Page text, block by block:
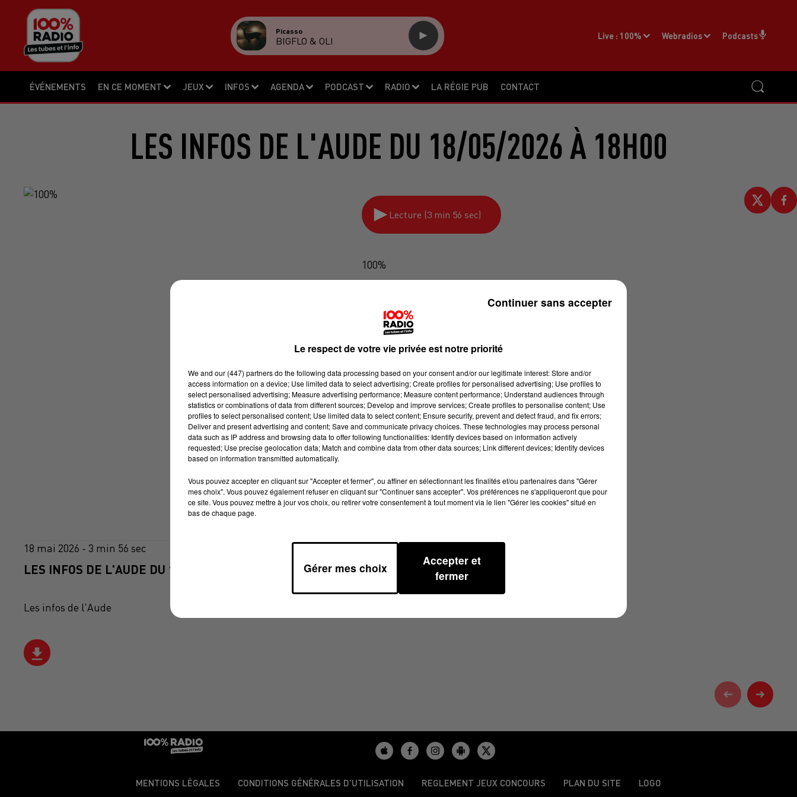
ÉVÉNEMENTS EN CE MOMENT JEUX INFOS AGENDA PODCAST RADIO LA RÉGIE PUB CONTACT
Live : 100% Webradios Podcasts
Picasso
BIGFLO & OLI
LES INFOS DE L'AUDE DU 18/05/2026 À 18H00
Lecture (3 min 56 sec)
100%
18 mai 2026 - 3 min 56 sec
LES INFOS DE L'AUDE DU 18/05/2026 À 18H00
Les infos de l'Aude
MENTIONS LÉGALES CONDITIONS GÉNÉRALES D’UTILISATION REGLEMENT JEUX CONCOURS PLAN DU SITE LOGO
Le respect de votre vie privée est notre priorité
We and our (447) partnersdo the following data processing based on your consent and/or our legitimate interest: Store and/or
access information on a device; Use limited data to select advertising; Create profiles for personalised advertising; Use profiles to
select personalised advertising; Measure advertising performance; Measure content performance; Understand audiences through
statistics or combinations of data from different sources; Develop and improve services; Create profiles to personalise content; Use
profiles to select personalised content; Use limited data to select content; Ensure security, prevent and detect fraud, and fix errors;
Deliver and present advertising and content; Save and communicate privacy choices. These technologies may process personal
data such as IP address and browsing data to offer following functionalities: Identify devices based on information actively
requested; Use precise geolocation data; Match and combine data from other data sources; Link different devices; Identify devices
based on information transmitted automatically.
Vous pouvez accepter en cliquant sur "Accepter et fermer", ou affiner en sélectionnant les finalités et/ou partenaires dans "Gérer
mes choix". Vous pouvez également refuser en cliquant sur "Continuer sans accepter". Vos préférences ne s'appliqueront que pour
ce site. Vous pouvez mettre à jour vos choix, ou retirer votre consentement à tout moment via le lien "Gérer les cookies" situé en
bas de chaque page.
Gérer mes choix
Accepter et
fermer
Continuer sans accepter